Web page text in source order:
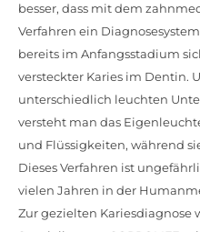
besser, dass mit dem
Verfahren ein
bereits im Anfangsstadium
versteckter Karies im Dentin.
unterschiedlich leuchten
versteht man das
und Flüssigkeiten, während
Dieses Verfahren ist
vielen Jahren in der
Zur gezielten Kariesdiagnose